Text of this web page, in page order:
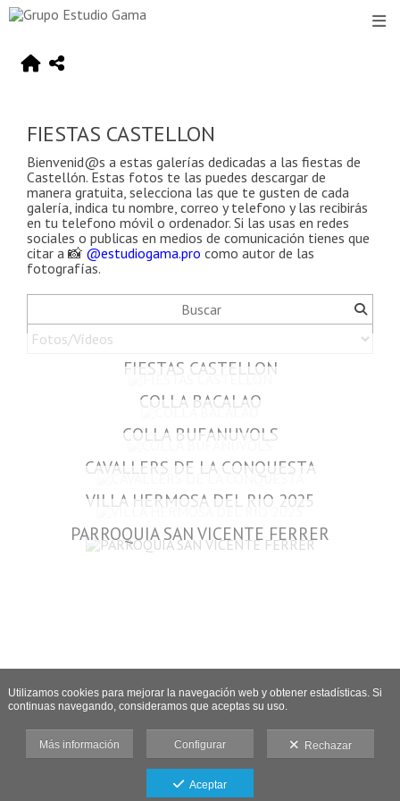
FIESTAS CASTELLON
Bienvenid@s a estas galerías dedicadas a las fiestas de
Castellón. Estas fotos te las puedes descargar de
manera gratuita, selecciona las que te gusten de cada
galería, indica tu nombre, correo y telefono y las recibirás
en tu telefono móvil o ordenador. Si las usas en redes
sociales o publicas en medios de comunicación tienes que
citar a 📸 @estudiogama.pro como autor de las
fotografías.
FIESTAS CASTELLON
COLLA BACALAO
COLLA BUFANUVOLS
CAVALLERS DE LA CONQUESTA
VILLA HERMOSA DEL RIO 2025
PARROQUIA SAN VICENTE FERRER
Utilizamos cookies para mejorar la navegación web y obtener estadísticas. Si
continuas navegando, consideramos que aceptas su uso.
Más información Configurar Rechazar
Aceptar